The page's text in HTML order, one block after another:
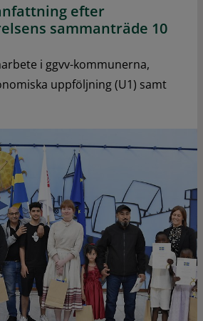
efter
sammanträde 10
i ggvv-kommunerna,
uppföljning (U1) samt